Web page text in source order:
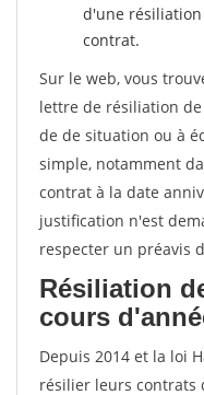
d'une
contrat.
Sur le web, vous
lettre de résiliation
de de situation ou à
simple, notamment
contrat à la date
justification n'est
respecter un préavis
Résiliation
cours
Depuis 2014 et la loi
résilier leurs contrats